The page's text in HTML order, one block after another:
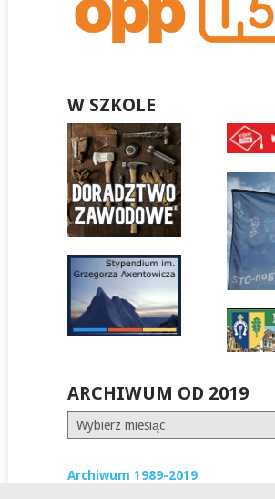
W SZKOLE
ARCHIWUM OD 2019
Archiwum
od
Archiwum 1989-2019